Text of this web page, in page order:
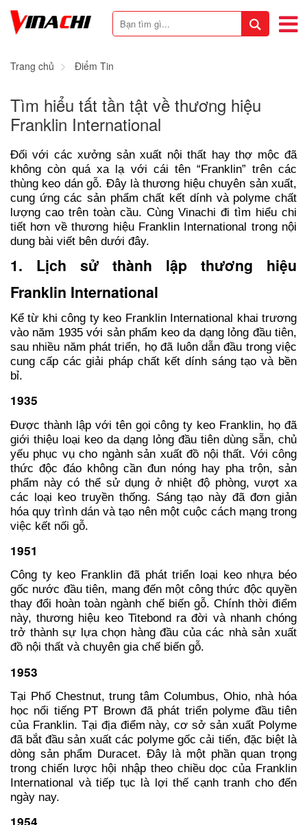
Trang chủ Điểm Tin
Tìm hiểu tất tần tật về thương hiệu
Franklin International
Đối với các xưởng sản xuất nội thất hay thợ mộc đã
không còn quá xa lạ với cái tên “Franklin” trên các
thùng keo dán gỗ. Đây là thương hiệu chuyên sản xuất,
cung ứng các sản phẩm chất kết dính và polyme chất
lượng cao trên toàn cầu. Cùng Vinachi đi tìm hiểu chi
tiết hơn về thương hiệu Franklin International trong nội
dung bài viết bên dưới đây.
1. Lịch sử thành lập thương hiệu
Franklin International
Kể từ khi công ty keo Franklin International khai trương
vào năm 1935 với sản phẩm keo da dạng lỏng đầu tiên,
sau nhiều năm phát triển, họ đã luôn dẫn đầu trong việc
cung cấp các giải pháp chất kết dính sáng tạo và bền
bỉ.
1935
Được thành lập với tên gọi công ty keo Franklin, họ đã
giới thiệu loại keo da dạng lỏng đầu tiên dùng sẵn, chủ
yếu phục vụ cho ngành sản xuất đồ nội thất. Với công
thức độc đáo không cần đun nóng hay pha trộn, sản
phẩm này có thể sử dụng ở nhiệt độ phòng, vượt xa
các loại keo truyền thống. Sáng tạo này đã đơn giản
hóa quy trình dán và tạo nên một cuộc cách mạng trong
việc kết nối gỗ.
1951
Công ty keo Franklin đã phát triển loại keo nhựa béo
gốc nước đầu tiên, mang đến một công thức độc quyền
thay đổi hoàn toàn ngành chế biến gỗ. Chính thời điểm
này, thương hiệu keo Titebond ra đời và nhanh chóng
trở thành sự lựa chọn hàng đầu của các nhà sản xuất
đồ nội thất và chuyên gia chế biến gỗ.
1953
Tại Phố Chestnut, trung tâm Columbus, Ohio, nhà hóa
học nổi tiếng PT Brown đã phát triển polyme đầu tiên
của Franklin. Tại địa điểm này, cơ sở sản xuất Polyme
đã bắt đầu sản xuất các polyme gốc cải tiến, đặc biệt là
dòng sản phẩm Duracet. Đây là một phần quan trọng
trong chiến lược hội nhập theo chiều dọc của Franklin
International và tiếp tục là lợi thế cạnh tranh cho đến
ngày nay.